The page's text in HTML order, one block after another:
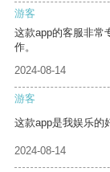
游客
这款app的客服非常
作。
2024-08-14
游客
这款app是我娱乐的
2024-08-14